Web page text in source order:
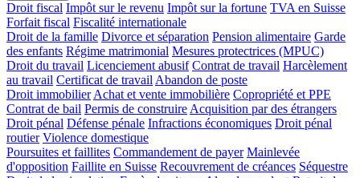
Droit fiscal Impôt sur le revenu Impôt sur la fortune TVA en Suisse
Forfait fiscal Fiscalité internationale
Droit de la famille Divorce et séparation Pension alimentaire Garde
des enfants Régime matrimonial Mesures protectrices (MPUC)
Droit du travail Licenciement abusif Contrat de travail Harcèlement
au travail Certificat de travail Abandon de poste
Droit immobilier Achat et vente immobilière Copropriété et PPE
Contrat de bail Permis de construire Acquisition par des étrangers
Droit pénal Défense pénale Infractions économiques Droit pénal
routier Violence domestique
Poursuites et faillites Commandement de payer Mainlevée
d'opposition Faillite en Suisse Recouvrement de créances Séquestre